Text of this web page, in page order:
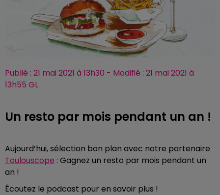
Publié : 21 mai 2021 à 13h30 - Modifié : 21 mai 2021 à
13h55 GL
Un resto par mois pendant un an !
Aujourd’hui, sélection bon plan avec notre partenaire
Toulouscope : Gagnez un resto par mois pendant un
an !
Écoutez le podcast pour en savoir plus !